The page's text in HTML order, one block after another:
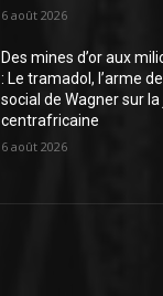
6 août 2026
Des mines d’or aux
: Le tramadol, l’arme
social de Wagner sur
centrafricaine
6 août 2026